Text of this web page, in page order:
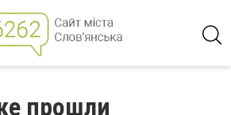
прошли